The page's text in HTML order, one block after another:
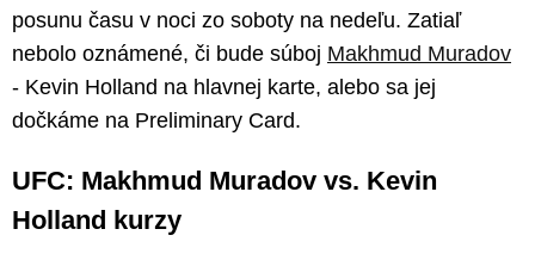
posunu času v noci zo soboty na nedeľu. Zatiaľ
nebolo oznámené, či bude súboj Makhmud Muradov
- Kevin Holland na hlavnej karte, alebo sa jej
dočkáme na Preliminary Card.
UFC: Makhmud Muradov vs. Kevin
Holland kurzy